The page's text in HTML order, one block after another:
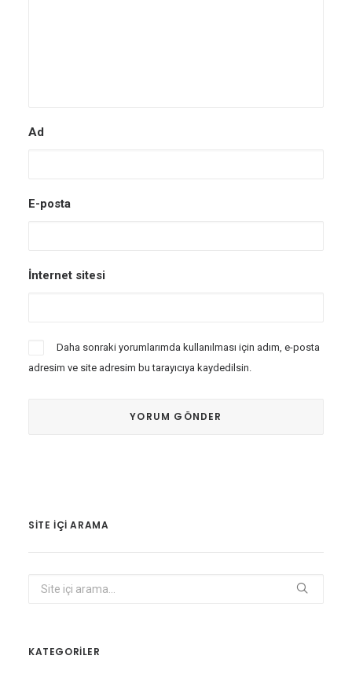
Ad
E-posta
İnternet sitesi
Daha sonraki yorumlarımda kullanılması için adım, e-posta
adresim ve site adresim bu tarayıcıya kaydedilsin.
SITE IÇI ARAMA
KATEGORİLER